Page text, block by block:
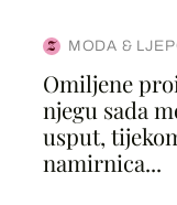
MODA &
Omiljene
njegu sada
usput,
namirnica...